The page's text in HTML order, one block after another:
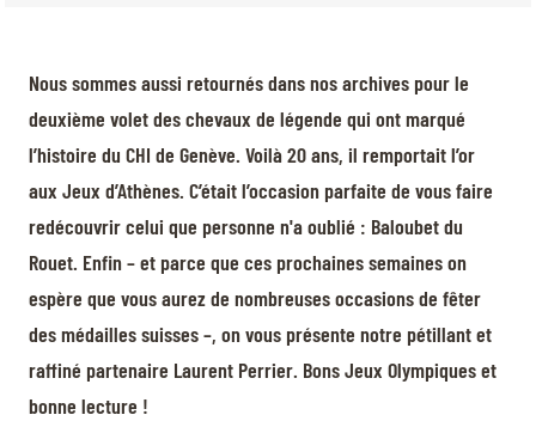
Nous sommes aussi retournés dans nos archives pour le
deuxième volet des chevaux de légende qui ont marqué
l’histoire du CHI de Genève. Voilà 20 ans, il remportait l’or
aux Jeux d’Athènes. C’était l’occasion parfaite de vous faire
redécouvrir celui que personne n'a oublié : Baloubet du
Rouet. Enfin – et parce que ces prochaines semaines on
espère que vous aurez de nombreuses occasions de fêter
des médailles suisses –, on vous présente notre pétillant et
raffiné partenaire Laurent Perrier. Bons Jeux Olympiques et
bonne lecture !